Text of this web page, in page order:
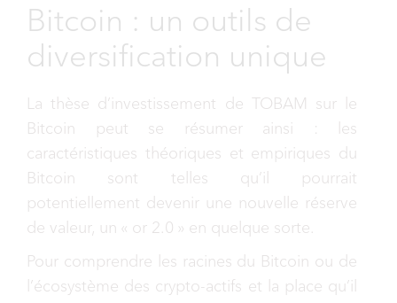
Bitcoin : un outils de
diversification unique
La thèse d’investissement de TOBAM sur le
Bitcoin peut se résumer ainsi : les
caractéristiques théoriques et empiriques du
Bitcoin sont telles qu’il pourrait
potentiellement devenir une nouvelle réserve
de valeur, un « or 2.0 » en quelque sorte.
Pour comprendre les racines du Bitcoin ou de
l’écosystème des crypto-actifs et la place qu’il